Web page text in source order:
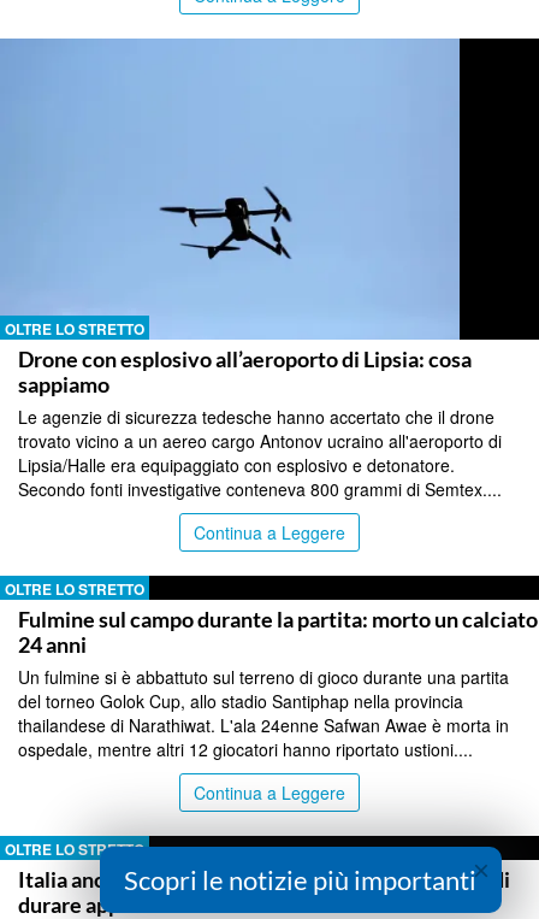
OLTRE LO STRETTO
Drone con esplosivo all’aeroporto di Lipsia: cosa
sappiamo
Le agenzie di sicurezza tedesche hanno accertato che il drone
trovato vicino a un aereo cargo Antonov ucraino all'aeroporto di
Lipsia/Halle era equipaggiato con esplosivo e detonatore.
Secondo fonti investigative conteneva 800 grammi di Semtex....
Continua a Leggere
OLTRE LO STRETTO
Fulmine sul campo durante la partita: morto un
24 anni
Un fulmine si è abbattuto sul terreno di gioco durante una partita
del torneo Golok Cup, allo stadio Santiphap nella provincia
thailandese di Narathiwat. L'ala 24enne Safwan Awae è morta in
ospedale, mentre altri 12 giocatori hanno riportato ustioni....
Continua a Leggere
OLTRE LO STRETTO
Italia ancora nella morsa dell’afa, il sollievo rischia di
durare appena 48 ore
×
Scopri le notizie più importanti